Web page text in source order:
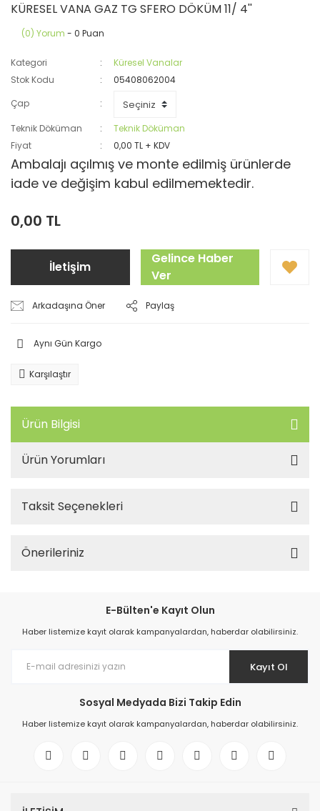
KÜRESEL VANA GAZ TG SFERO DÖKÜM 11/ 4''
(0) Yorum - 0 Puan
Kategori
Küresel Vanalar
Stok Kodu
05408062004
Çap
Teknik Döküman
Teknik Döküman
Fiyat
0,00 TL + KDV
Ambalajı açılmış ve monte edilmiş ürünlerde
iade ve değişim kabul edilmemektedir.
0,00 TL
İletişim
Gelince Haber
Ver
Arkadaşına Öner Paylaş
Aynı Gün Kargo
Karşılaştır
Ürün Bilgisi
Ürün Yorumları
Taksit Seçenekleri
Önerileriniz
E-Bülten'e Kayıt Olun
Haber listemize kayıt olarak kampanyalardan, haberdar olabilirsiniz.
Kayıt Ol
Sosyal Medyada Bizi Takip Edin
Haber listemize kayıt olarak kampanyalardan, haberdar olabilirsiniz.